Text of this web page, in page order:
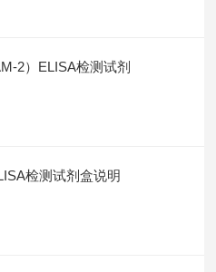
2）ELISA检测试剂
检测试剂盒说明